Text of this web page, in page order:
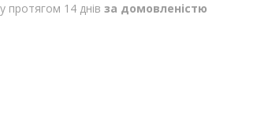
протягом 14 днів за домовленістю